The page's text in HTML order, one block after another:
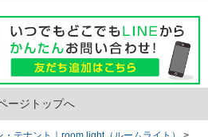
ージトップへ